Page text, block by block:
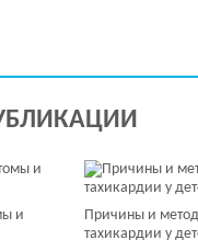
и
Причины и
тахикардии у